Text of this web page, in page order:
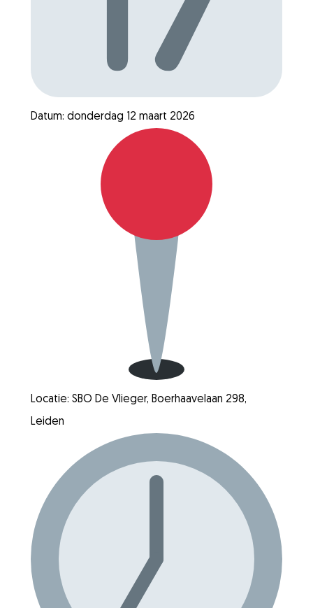
Datum: donderdag 12 maart 2026
Locatie: SBO De Vlieger, Boerhaavelaan 298,
Leiden